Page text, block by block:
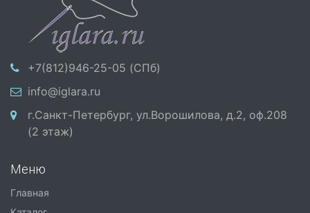
+7(812)946-25-05 (СПб)
info@iglara.ru
г.Санкт-Петербург, ул.Ворошилова, д.2, оф.208
(2 этаж)
Меню
Главная